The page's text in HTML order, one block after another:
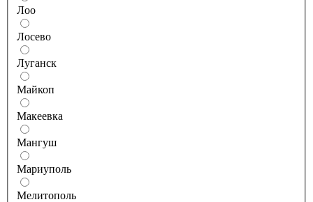
Лоо
Лосево
Луганск
Майкоп
Макеевка
Мангуш
Мариуполь
Мелитополь